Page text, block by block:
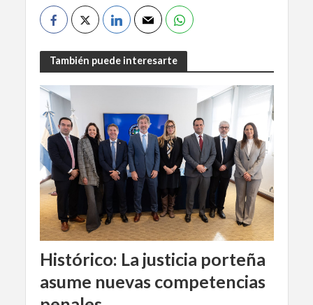
También puede interesarte
Histórico: La justicia porteña
asume nuevas competencias